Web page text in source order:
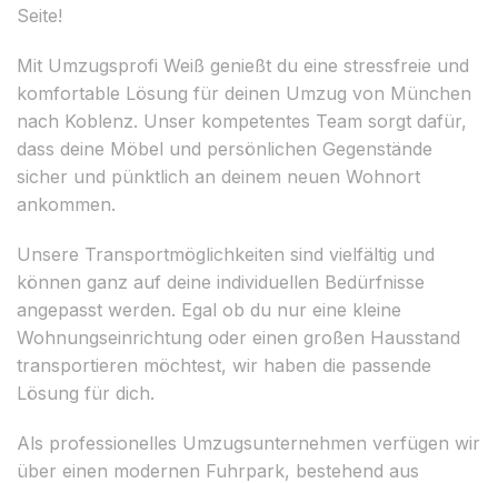
Seite!
Mit Umzugsprofi Weiß genießt du eine stressfreie und
komfortable Lösung für deinen Umzug von München
nach Koblenz. Unser kompetentes Team sorgt dafür,
dass deine Möbel und persönlichen Gegenstände
sicher und pünktlich an deinem neuen Wohnort
ankommen.
Unsere Transportmöglichkeiten sind vielfältig und
können ganz auf deine individuellen Bedürfnisse
angepasst werden. Egal ob du nur eine kleine
Wohnungseinrichtung oder einen großen Hausstand
transportieren möchtest, wir haben die passende
Lösung für dich.
Als professionelles Umzugsunternehmen verfügen wir
über einen modernen Fuhrpark, bestehend aus